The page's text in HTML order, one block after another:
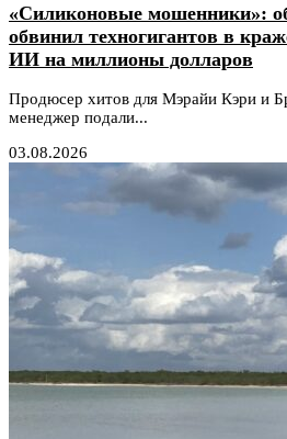
«Силиконовые мошенники»:
обвинил техногигантов в
ИИ на миллионы долларов
Продюсер хитов для Мэрайи Кэри и
менеджер подали...
03.08.2026